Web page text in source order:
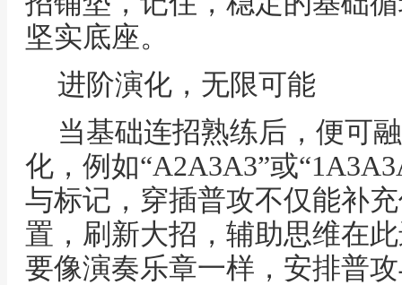
坚实底座。
进阶演化，无限可能
当基础连招熟练后，便可
化，例如“A2A3A3”或
与标记，穿插普攻不仅能补
置，刷新大招，辅助思维在
要像演奏乐章一样，安排普